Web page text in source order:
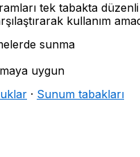
tek tabakta
kullanım
sunma
uygun
· Sunum tabakları